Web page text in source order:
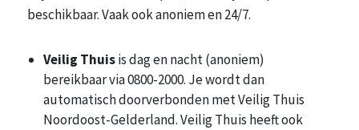
beschikbaar. Vaak ook anoniem en 24/7.
Veilig Thuisis dag en nacht (anoniem)
bereikbaar via 0800-2000. Je wordt dan
automatisch doorverbonden met Veilig Thuis
Noordoost-Gelderland. Veilig Thuis heeft ook